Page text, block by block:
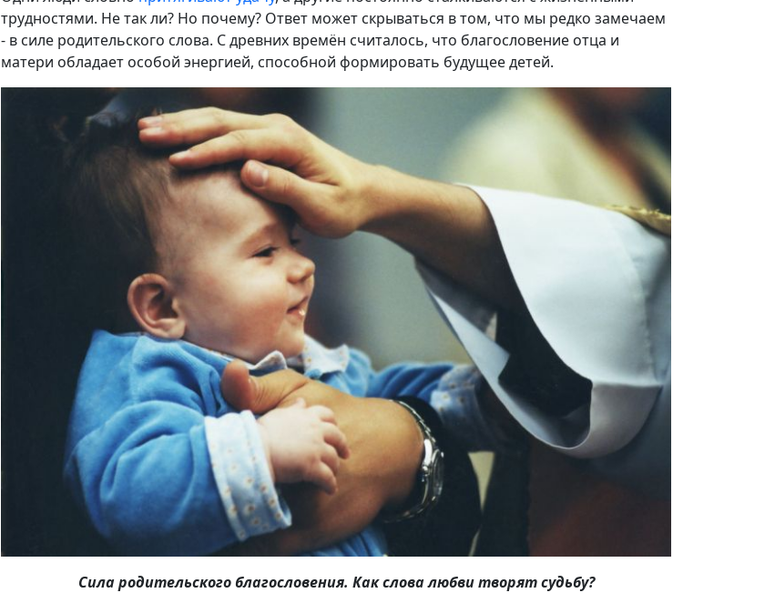
трудностями. Не так ли? Но почему? Ответ может скрываться в том, что мы редко замечаем
- в силе родительского слова. С древних времён считалось, что благословение отца и
матери обладает особой энергией, способной формировать будущее детей.
Сила родительского благословения. Как слова любви творят судьбу?